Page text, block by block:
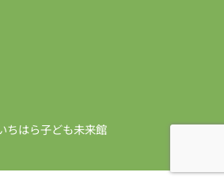
ちはら子ども未来館